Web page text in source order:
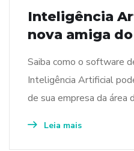
Inteligência
nova amiga
Saiba como o software
Inteligência Artificial
de sua empresa da área
Leia mais